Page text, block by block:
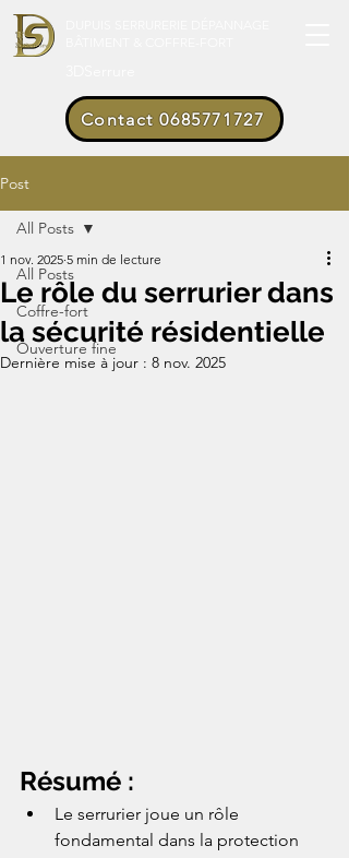
Contact 0685771727
Post
All Posts
Coffre-fort
Ouverture fine
All Posts
Le rôle du serrurier dans
la sécurité résidentielle
1 nov. 2025 5 min de lecture
Dernière mise à jour : 8 nov. 2025
Résumé :
Le serrurier joue un rôle
fondamental dans la protection